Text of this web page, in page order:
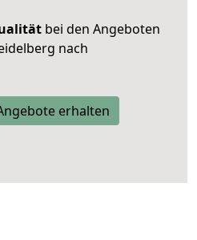
bei den Angeboten
nach
erhalten